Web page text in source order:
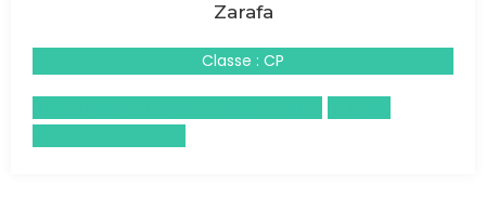
Zarafa
Classe : CP